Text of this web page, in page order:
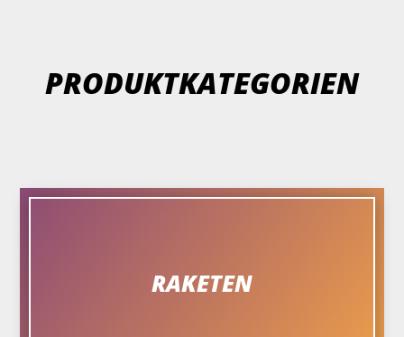
PRODUKTKATEGORIEN
RAKETEN